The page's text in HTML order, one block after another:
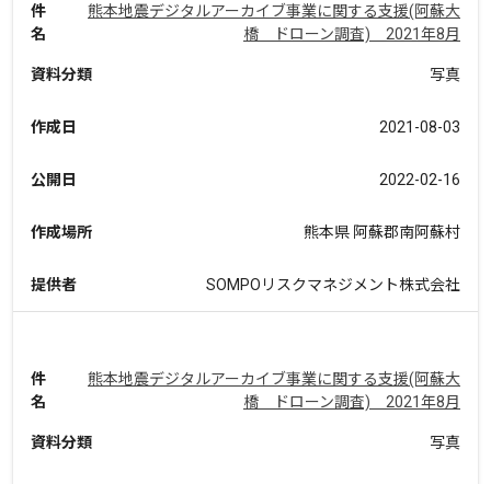
件
名
熊本地震デジタルアーカイブ事業に関する支援(阿蘇大
橋 ドローン調査) 2021年8月
資料分類 写真
作成日 2021-08-03
公開日 2022-02-16
作成場所 熊本県 阿蘇郡南阿蘇村
提供者 SOMPOリスクマネジメント株式会社
件
名
熊本地震デジタルアーカイブ事業に関する支援(阿蘇大
橋 ドローン調査) 2021年8月
資料分類 写真